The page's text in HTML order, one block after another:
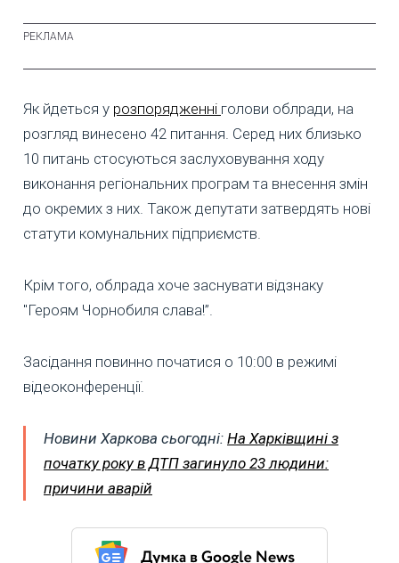
Як йдеться у розпорядженні голови облради, на
розгляд винесено 42 питання. Серед них близько
10 питань стосуються заслуховування ходу
виконання регіональних програм та внесення змін
до окремих з них. Також депутати затвердять нові
статути комунальних підприємств.
Крім того, облрада хоче заснувати відзнаку
"Героям Чорнобиля слава!”.
Засідання повинно початися о 10:00 в режимі
відеоконференції.
Новини Харкова сьогодні: На Харківщині з
початку року в ДТП загинуло 23 людини:
причини аварій